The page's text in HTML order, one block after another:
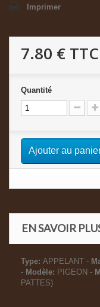
Imprimer
7.80 € TTC
Quantité
Ajouter au
EN SAVOIR
Type: APPELANT -
- Modèle: PIGEON -
PATTES)